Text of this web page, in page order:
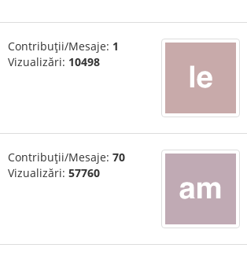
Contribuții/Mesaje: 1
Vizualizări: 10498
Contribuții/Mesaje: 70
Vizualizări: 57760